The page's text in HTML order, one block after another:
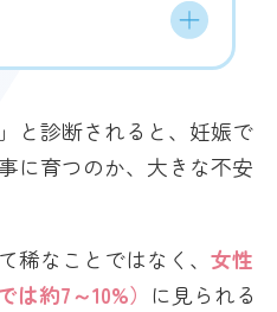
と診断されると、妊娠で
に育つのか、大きな不安
稀なことではなく、女性
約7～10%） に見られる